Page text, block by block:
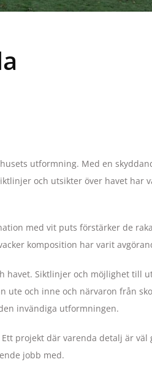
utformning. Med en
och utsikter över havet har
med vit puts förstärker de
komposition har varit
havet. Siktlinjer och möjlighet till
och inne och närvaron från
invändiga utformningen.
projekt där varenda detalj är väl
jobb med.